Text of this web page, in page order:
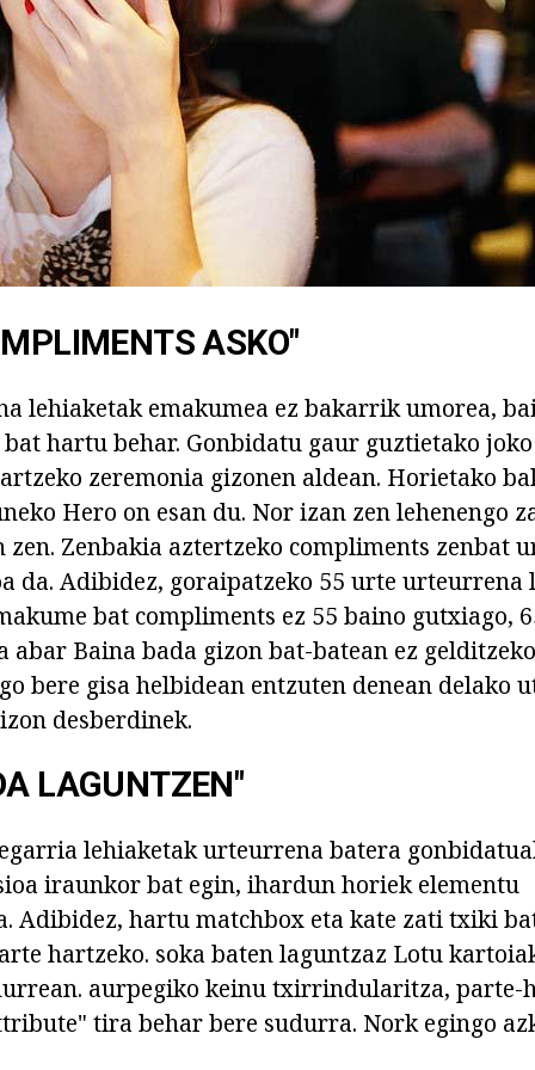
ASKO"
lehiaketak emakumea ez bakarrik umorea,
hartu behar. Gonbidatu gaur guztietako
zeremonia gizonen aldean. Horietako
Hero on esan du. Nor izan zen lehenengo
Zenbakia aztertzeko compliments zenbat
da. Adibidez, goraipatzeko 55 urte urteurrena
bat compliments ez 55 baino gutxiago,
abar Baina bada gizon bat-batean ez
bere gisa helbidean entzuten denean delako
desberdinek.
LAGUNTZEN"
lehiaketak urteurrena batera
iraunkor bat egin, ihardun horiek elementu
Adibidez, hartu matchbox eta kate zati txiki
hartzeko. soka baten laguntzaz Lotu
aurpegiko keinu txirrindularitza, parte-
tira behar bere sudurra. Nork egingo